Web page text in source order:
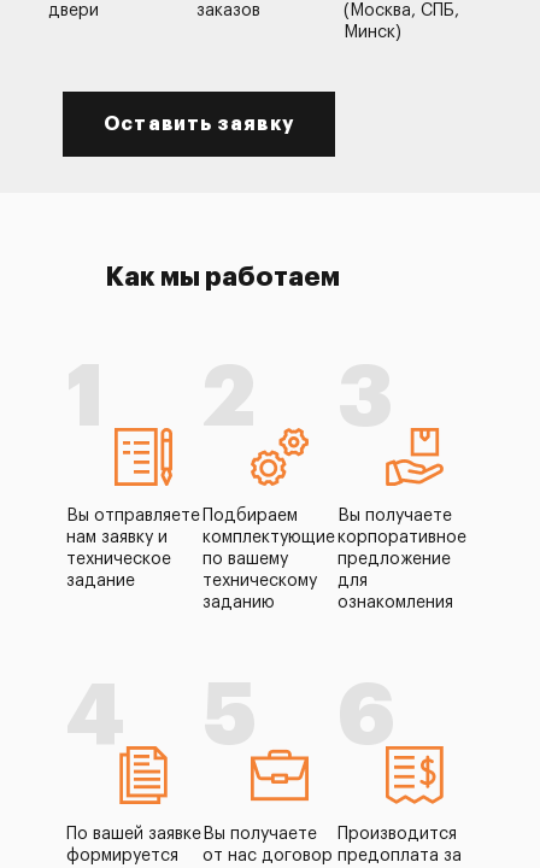
двери
заказов
(Москва, СПБ,
Минск)
Оставить заявку
Как мы работаем
1
Вы отправляете
нам заявку и
техническое
задание
2
Подбираем
комплектующие
по вашему
техническому
заданию
3
Вы получаете
корпоративное
предложение
для
ознакомления
4
По вашей заявке
формируется
5
Вы получаете
от нас договор
6
Производится
предоплата за